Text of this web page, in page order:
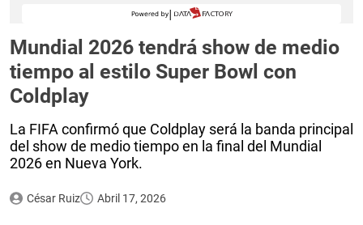
Mundial 2026 tendrá show de medio
tiempo al estilo Super Bowl con
Coldplay
La FIFA confirmó que Coldplay será la banda principal
del show de medio tiempo en la final del Mundial
2026 en Nueva York.
César Ruiz Abril 17, 2026